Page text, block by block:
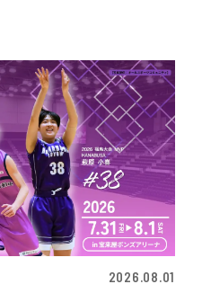
2026.08.01